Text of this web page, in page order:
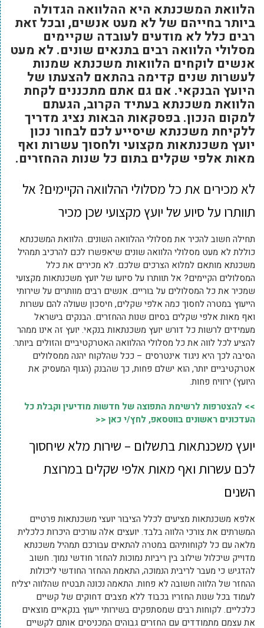
הלוואת המשכנתא היא ההלוואה הגדולה
ביותר בחייהם של לא מעט אנשים, ובכל זאת
רבים כלל לא מודעים לעובדה שקיימים
מסלולי הלוואה רבים בתנאים שונים. לא מעט
אנשים לוקחים הלוואות משכנתא שמנות
לעשרות שנים קדימה בהתאם להצעתו של
היועץ הבנקאי. אם גם אתם מתכננים לקחת
הלוואת משכנתא בעתיד הקרוב, הגעתם
למקום הנכון. בפסקאות הבאות נציג מדריך
ללקיחת משכנתא שיסייע לכם לבחור נכון
יועץ משכנתאות מקצועי ולחסוך עשרות ואף
מאות אלפי שקלים בתום כל שנות ההחזרים.
לא מכירים את כל מסלולי ההלוואה הקיימים? אל
תוותרו על סיוע של יועץ מקצועי שכן מכיר
תחילה חשוב להכיר את מסלולי ההלוואה השונים. הלוואת המשכנתא
כוללת לא מעט מסלולי הלוואה שונים שיאפשרו לכם להרכיב תמהיל
משכנתא מותאם למלוא הצרכים שלכם. לא מכירים את כלל
המסלולים הקיימים? אל תוותרו על סיועו של יועץ משכנתאות מקצועי
שמכיר את כל המסלולים על בוריים. אנשים רבים מוותרים על שירותי
הייעוץ במטרה לחסוך כמה אלפי שקלים, חיסכון שעולה להם עשרות
ואף מאות אלפי שקלים בסיום שנות ההחזרים. הבנקים בישראל
מעמידים לרשות כל דורש יועץ משכנתאות בנקאי. יועץ זה אינו ממהר
להציע לכל לווה את כל מסלולי ההלוואה האטרקטיביים והזולים ביותר.
הסיבה לכך היא ניגוד אינטרסים – ככל שהלקוח יהנה ממסלולים
אטרקטיביים יותר, הוא ישלם פחות, כך שהבנק (הגוף המעסיק את
היועץ) ירוויח פחות.
>> להצטרפות לרשימת התפוצה של חדשות מודיעין וקבלת כל
העדכונים ראשונים בווטסאפ, לחץ/י כאן <<
יועץ משכנתאות בתשלום – שירות מלא שיחסוך
לכם עשרות ואף מאות אלפי שקלים במרוצת
השנים
אלפא משכנתאות מציעים לכלל הציבור יועצי משכנתאות פרטיים
המשרתים את צורכי הלווה בלבד. יועצים אלה עורכים היכרות כלכלית
מלאה עם כל לקוחותיהם במטרה להתאים עבורכם תמהיל משכנתא
מדוייק שיכלול שילוב בין ריביות נמוכות להחזר חודשי נמוך. חשוב
להדגיש כי מעבר לריבית הנמוכה, התאמת ההחזר החודשי ליכולות
ההחזר של הלווה חשובה לא פחות. התאמה נכונה תבטיח שהלווה יצליח
לעמוד בכל שנות החזריו בכבוד ללא מצבים דחוקים של קשיים
כלכליים. לקוחות רבים שמסתפקים בשירותי ייעוץ בנקאיים מוצאים
את עצמם מתמודדים עם החזרים גבוהים המכניסים אותם לקשיים